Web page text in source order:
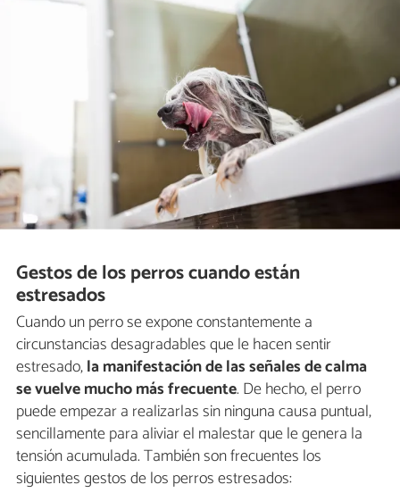
Gestos de los perros cuando están
estresados
Cuando un perro se expone constantemente a
circunstancias desagradables que le hacen sentir
estresado,la manifestación de las señales de calma
se vuelve mucho más frecuente. De hecho, el perro
puede empezar a realizarlas sin ninguna causa puntual,
sencillamente para aliviar el malestar que le genera la
tensión acumulada. También son frecuentes los
siguientes gestos de los perros estresados: